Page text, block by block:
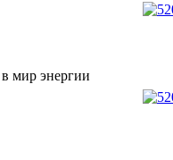
мир энергии